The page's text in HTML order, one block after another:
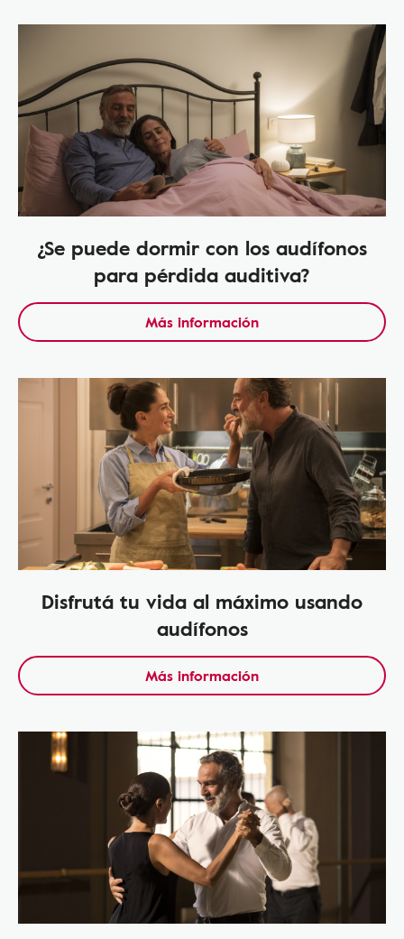
¿Se puede dormir con los audífonos
para pérdida auditiva?
Más información
Disfrutá tu vida al máximo usando
audífonos
Más información